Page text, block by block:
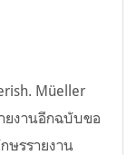
Müeller
ยงานอีกฉบับขอ
ษรรายงาน